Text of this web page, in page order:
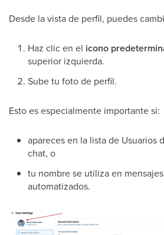
Desde la vista de perfil, puedes
Haz clic en el icono
superior izquierda.
Sube tu foto de perfil.
Esto es especialmente importante si:
apareces en la lista de Usuarios
chat, o
tu nombre se utiliza en
automatizados.